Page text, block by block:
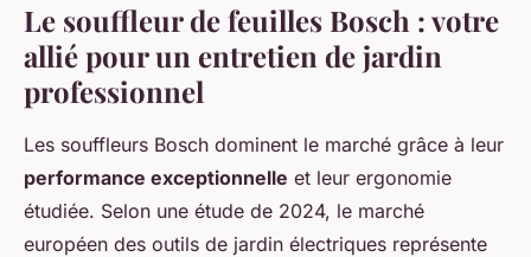
Le souffleur de feuilles Bosch : votre
allié pour un entretien de jardin
professionnel
Les souffleurs Bosch dominent le marché grâce à leur
performance exceptionnelle et leur ergonomie
étudiée. Selon une étude de 2024, le marché
européen des outils de jardin électriques représente